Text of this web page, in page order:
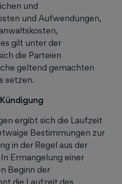
und
und Aufwendungen,
gilt unter der
die Parteien
geltend gemachten
setzen.
ergibt sich die Laufzeit
Bestimmungen zur
in der Regel aus der
Ermangelung einer
Beginn der
die Laufzeit des